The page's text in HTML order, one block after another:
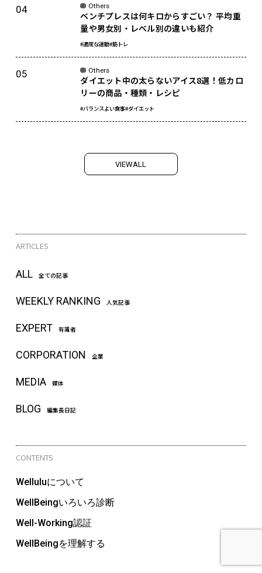
Others
ベンチプレスは何キロからすごい？ 平均重
量や男女別・レベル別の違いも紹介
#適度な運動#筋トレ
Others
ダイエット中の太らないアイス8選！低カロ
リーの商品・種類・レシピ
#バランスよい食事#ダイエット
VIEWALL
ARTICLES
ALL 全ての記事
WEEKLY RANKING 人気記事
EXPERT 有識者
CORPORATION 企業
MEDIA 媒体
BLOG 編集長日記
CONTENTS
Welluluについて
WellBeingいろいろ診断
Well-Working認証
WellBeingを理解する